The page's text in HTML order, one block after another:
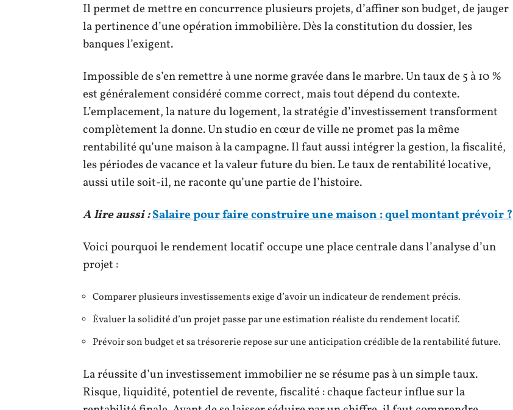
Il permet de mettre en concurrence plusieurs projets, d’affiner son budget, de jauger
la pertinence d’une opération immobilière. Dès la constitution du dossier, les
banques l’exigent.
Impossible de s’en remettre à une norme gravée dans le marbre. Un taux de 5 à 10 %
est généralement considéré comme correct, mais tout dépend du contexte.
L’emplacement, la nature du logement, la stratégie d’investissement transforment
complètement la donne. Un studio en cœur de ville ne promet pas la même
rentabilité qu’une maison à la campagne. Il faut aussi intégrer la gestion, la fiscalité,
les périodes de vacance et la valeur future du bien. Le taux de rentabilité locative,
aussi utile soit-il, ne raconte qu’une partie de l’histoire.
A lire aussi :Salaire pour faire construire une maison : quel montant prévoir ?
Voici pourquoi le rendement locatif occupe une place centrale dans l’analyse d’un
projet :
Comparer plusieurs investissements exige d’avoir un indicateur de rendement précis.
Évaluer la solidité d’un projet passe par une estimation réaliste du rendement locatif.
Prévoir son budget et sa trésorerie repose sur une anticipation crédible de la rentabilité future.
La réussite d’un investissement immobilier ne se résume pas à un simple taux.
Risque, liquidité, potentiel de revente, fiscalité : chaque facteur influe sur la